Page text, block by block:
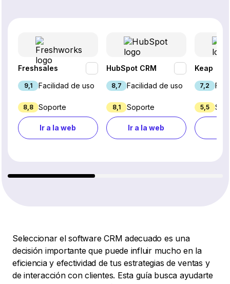
Freshsales
9,1 Facilidad de uso
8,8 Soporte
Ir a la web
HubSpot CRM
8,7 Facilidad de uso
8,1 Soporte
Ir a la web
Keap
7,2
5,5
Seleccionar el software CRM adecuado es una
decisión importante que puede influir mucho en la
eficiencia y efectividad de tus estrategias de ventas y
de interacción con clientes. Esta guía busca ayudarte